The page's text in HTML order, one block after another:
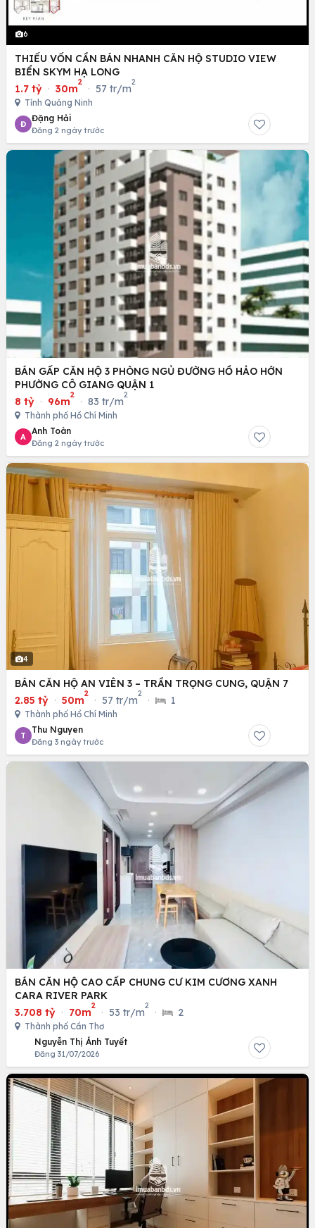
6
THIẾU VỐN CẦN BÁN NHANH CĂN HỘ STUDIO VIEW
BIỂN SKYM HẠ LONG
1.7 tỷ · 30m
2
· 57 tr/m
2
Tỉnh Quảng Ninh
Đ
Đặng Hải
Đăng 2 ngày trước
BÁN GẤP CĂN HỘ 3 PHÒNG NGỦ ĐƯỜNG HỒ HẢO HỚN
PHƯỜNG CÔ GIANG QUẬN 1
8 tỷ · 96m
2
· 83 tr/m
2
Thành phố Hồ Chí Minh
A
Anh Toàn
Đăng 2 ngày trước
4
BÁN CĂN HỘ AN VIÊN 3 – TRẦN TRỌNG CUNG, QUẬN 7
2.85 tỷ · 50m
2
· 57 tr/m
2
· 1
Thành phố Hồ Chí Minh
T
Thu Nguyen
Đăng 3 ngày trước
BÁN CĂN HỘ CAO CẤP CHUNG CƯ KIM CƯƠNG XANH
CARA RIVER PARK
3.708 tỷ · 70m
2
· 53 tr/m
2
· 2
Thành phố Cần Thơ
Nguyễn Thị Ánh Tuyết
Đăng 31/07/2026